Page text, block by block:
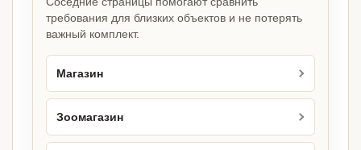
требования для близких объектов и не потерять
важный комплект.
Магазин
Зоомагазин